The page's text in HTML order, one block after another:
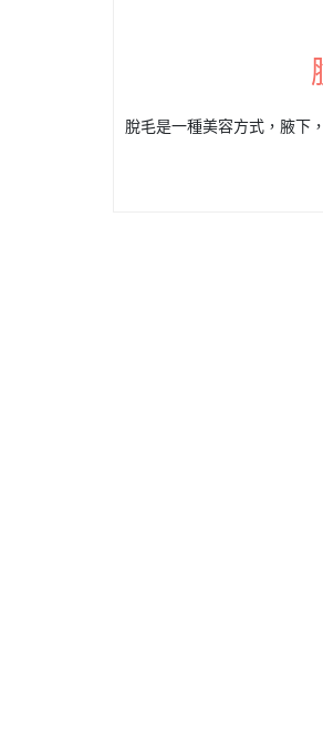
脫毛是一種美容方式，腋下